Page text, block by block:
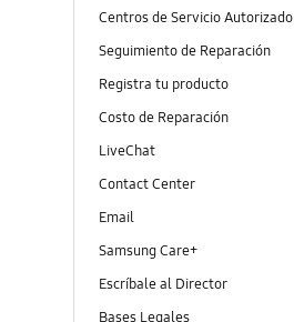
Centros de Servicio Autorizado
Seguimiento de Reparación
Registra tu producto
Costo de Reparación
LiveChat
Contact Center
Email
Samsung Care+
Escríbale al Director
Bases Legales